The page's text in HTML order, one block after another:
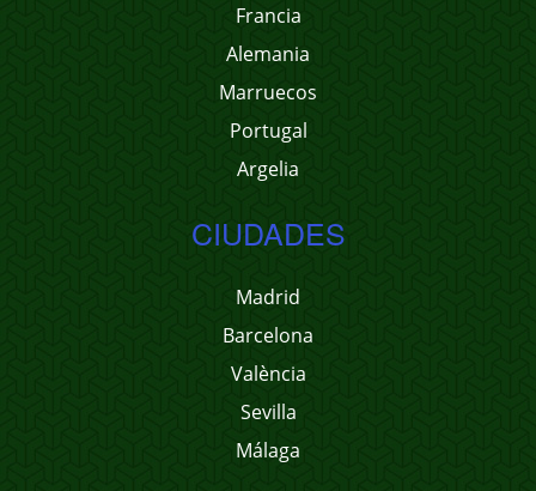
Francia
Alemania
Marruecos
Portugal
Argelia
CIUDADES
Madrid
Barcelona
València
Sevilla
Málaga